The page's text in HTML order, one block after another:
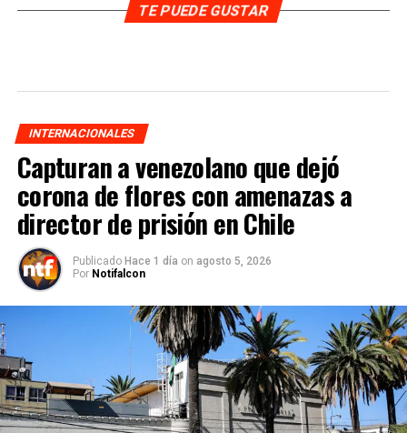
TE PUEDE GUSTAR
INTERNACIONALES
Capturan a venezolano que dejó
corona de flores con amenazas a
director de prisión en Chile
Publicado Hace 1 día on agosto 5, 2026
Por Notifalcon